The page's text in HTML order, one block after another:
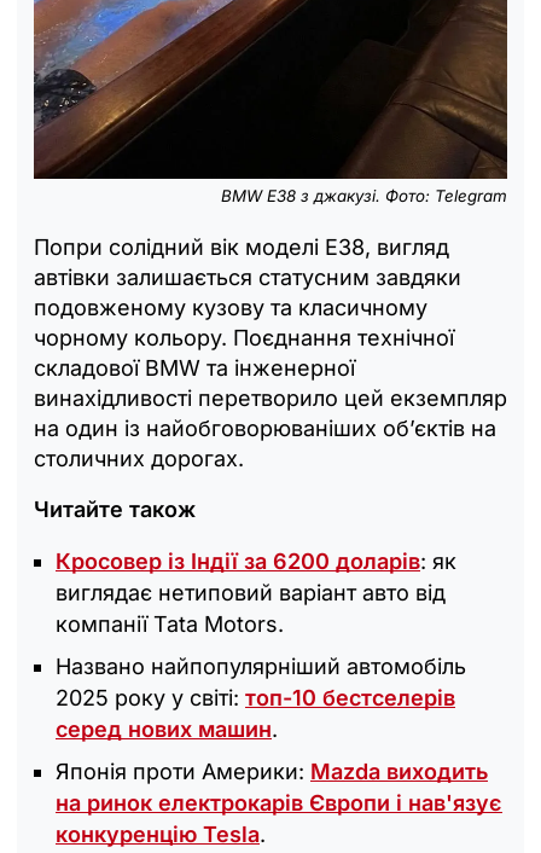
BMW E38 з джакузі. Фото: Telegram
Попри солідний вік моделі E38, вигляд
автівки залишається статусним завдяки
подовженому кузову та класичному
чорному кольору. Поєднання технічної
складової BMW та інженерної
винахідливості перетворило цей екземпляр
на один із найобговорюваніших об’єктів на
столичних дорогах.
Читайте також
Кросовер із Індії за 6200 доларів: як
виглядає нетиповий варіант авто від
компанії Tata Motors.
Названо найпопулярніший автомобіль
2025 року у світі: топ-10 бестселерів
серед нових машин.
Японія проти Америки: Mazda виходить
на ринок електрокарів Європи і нав'язує
конкуренцію Tesla.